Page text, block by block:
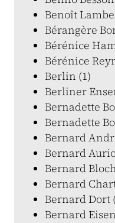
Benoît
Bérangère
Bérénice
Bérénice
Berlin (1)
Berliner
Bernadette
Bernadette
Bernard
Bernard
Bernard
Bernard
Bernard Dort
Bernard